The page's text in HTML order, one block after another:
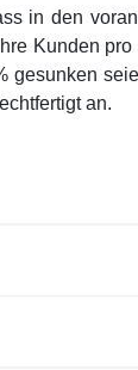
in den
Kunden
gesunken
an.